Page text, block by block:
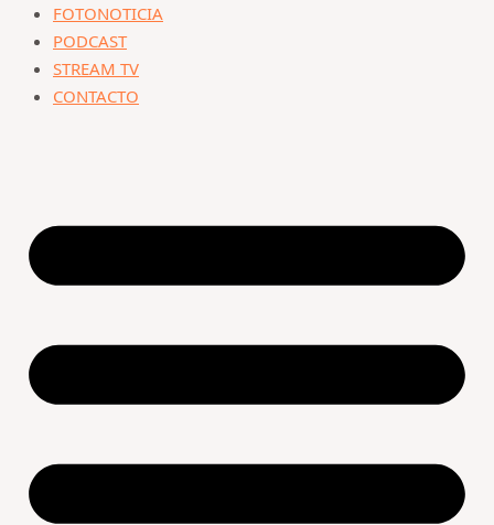
FOTONOTICIA
PODCAST
STREAM TV
CONTACTO